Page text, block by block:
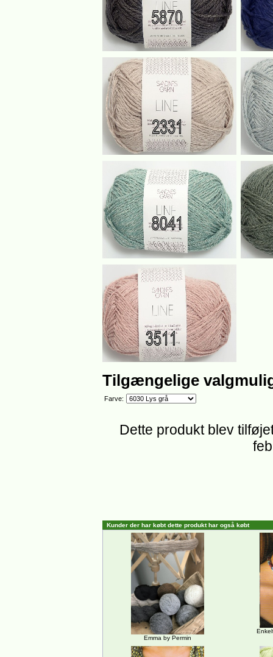
Tilgængelige
Farve:
Dette produkt blev
Kunder der har købt dette produkt har også købt
Emma by Permin